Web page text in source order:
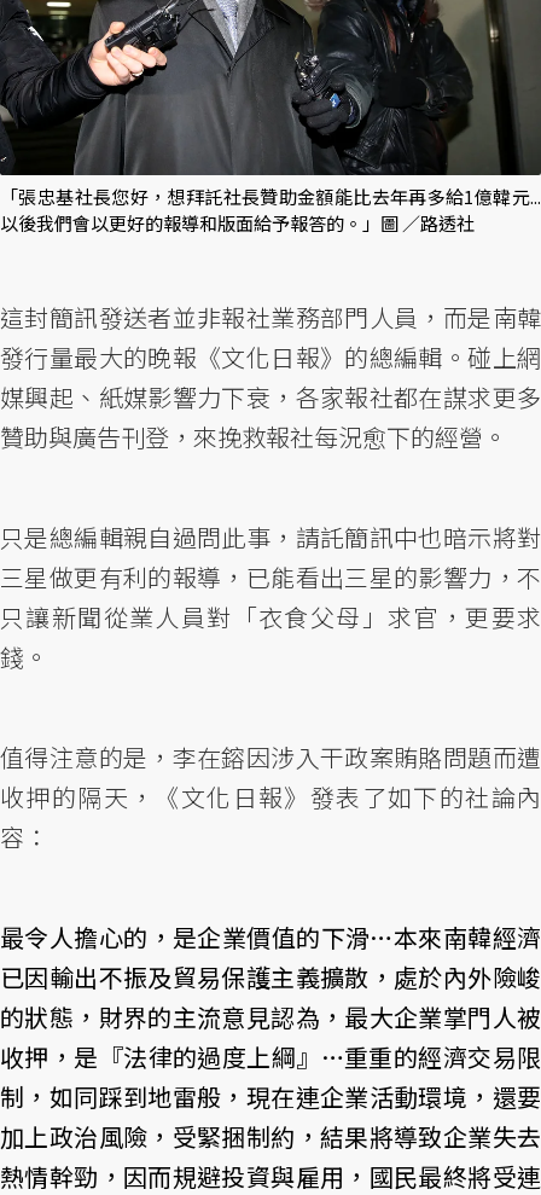
「張忠基社長您好，想拜託社長贊助金額能比去年再多給1億韓元...
以後我們會以更好的報導和版面給予報答的。」圖 ／路透社
這封簡訊發送者並非報社業務部門人員，而是南韓
發行量最大的晚報《文化日報》的總編輯。碰上網
媒興起、紙媒影響力下衰，各家報社都在謀求更多
贊助與廣告刊登，來挽救報社每況愈下的經營。
只是總編輯親自過問此事，請託簡訊中也暗示將對
三星做更有利的報導，已能看出三星的影響力，不
只讓新聞從業人員對「衣食父母」求官，更要求
錢。
值得注意的是，李在鎔因涉入干政案賄賂問題而遭
收押的隔天，《文化日報》發表了如下的社論內
容：
最令人擔心的，是企業價值的下滑…本來南韓經濟
已因輸出不振及貿易保護主義擴散，處於內外險峻
的狀態，財界的主流意見認為，最大企業掌門人被
收押，是『法律的過度上綱』…重重的經濟交易限
制，如同踩到地雷般，現在連企業活動環境，還要
加上政治風險，受緊捆制約，結果將導致企業失去
熱情幹勁，因而規避投資與雇用，國民最終將受連